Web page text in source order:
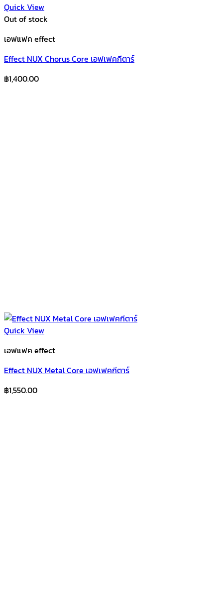
Quick View
Out of stock
เอฟแฟค effect
Effect NUX Chorus Core เอฟเฟคกีตาร์
฿1,400.00
Quick View
เอฟแฟค effect
Effect NUX Metal Core เอฟเฟคกีตาร์
฿1,550.00